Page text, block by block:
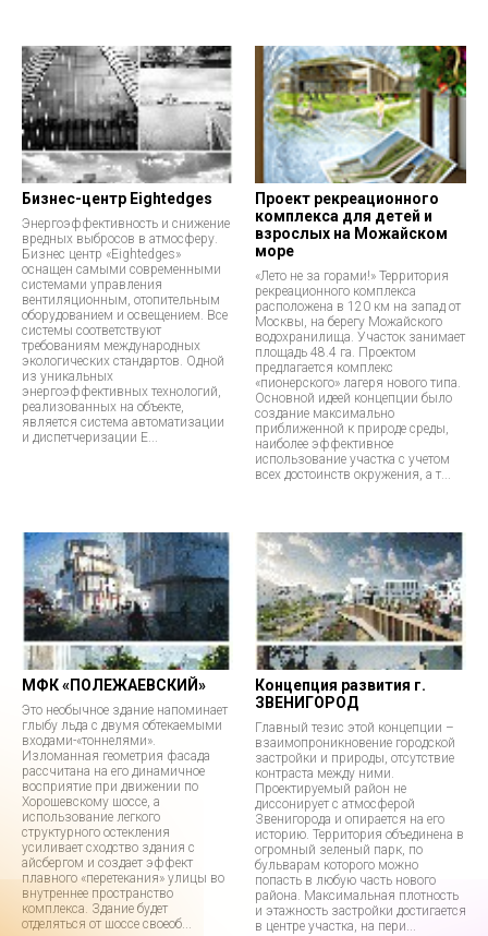
Бизнес-центр Eightedges
Энергоэффективность и снижение
вредных выбросов в атмосферу.
Бизнес центр «Eightedges»
оснащен самыми современными
системами управления
вентиляционным, отопительным
оборудованием и освещением. Все
системы соответствуют
требованиям международных
экологических стандартов. Одной
из уникальных
энергоэффективных технологий,
реализованных на объекте,
является система автоматизации
и диспетчеризации E...
Проект рекреационного
комплекса для детей и
взрослых на Можайском
море
«Лето не за горами!» Территория
рекреационного комплекса
расположена в 120 км на запад от
Москвы, на берегу Можайского
водохранилища. Участок занимает
площадь 48.4 га. Проектом
предлагается комплекс
«пионерского» лагеря нового типа.
Основной идеей концепции было
создание максимально
приближенной к природе среды,
наиболее эффективное
использование участка с учетом
всех достоинств окружения, а т...
МФК «ПОЛЕЖАЕВСКИЙ»
Это необычное здание напоминает
глыбу льда с двумя обтекаемыми
входами-«тоннелями».
Изломанная геометрия фасада
рассчитана на его динамичное
восприятие при движении по
Хорошевскому шоссе, а
использование легкого
структурного остекления
усиливает сходство здания с
айсбергом и создает эффект
плавного «перетекания» улицы во
внутреннее пространство
комплекса. Здание будет
отделяться от шоссе своеоб...
Концепция развития г.
ЗВЕНИГОРОД
Главный тезис этой концепции –
взаимопроникновение городской
застройки и природы, отсутствие
контраста между ними.
Проектируемый район не
диссонирует с атмосферой
Звенигорода и опирается на его
историю. Территория объединена в
огромный зеленый парк, по
бульварам которого можно
попасть в любую часть нового
района. Максимальная плотность
и этажность застройки достигается
в центре участка, на пери...